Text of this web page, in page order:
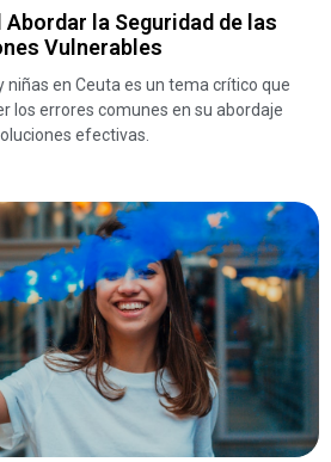
la Seguridad de las
Vulnerables
niñas en Ceuta es un tema crítico que
los errores comunes en su abordaje
efectivas.